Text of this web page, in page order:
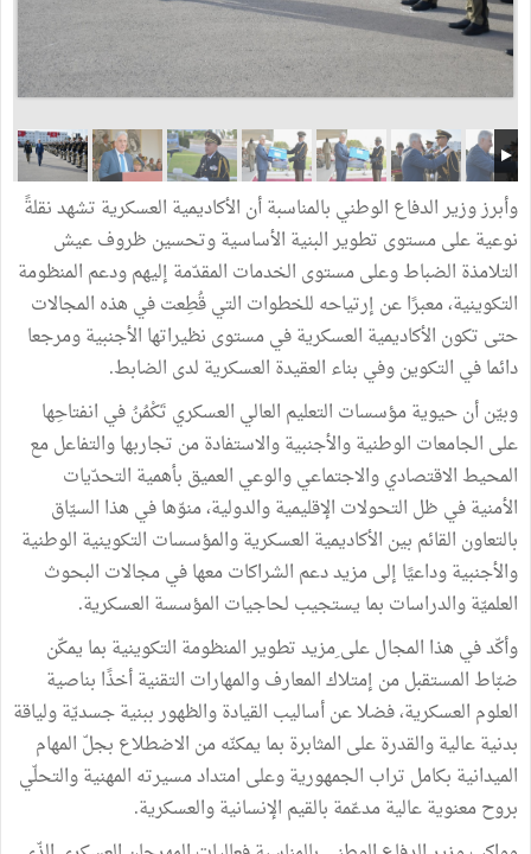
وأبرز وزير الدفاع الوطني بالمناسبة أن الأكاديمية العسكرية تشهد نقلةً
نوعية على مستوى تطوير البنية الأساسية وتحسين ظروف عيش
التلامذة الضباط وعلى مستوى الخدمات المقدّمة إليهم ودعم المنظومة
التكوينية، معبرًا عن إرتياحه للخطوات التي قُطِعت في هذه المجالات
حتى تكون الأكاديمية العسكرية في مستوى نظيراتها الأجنبية ومرجعا
دائما في التكوين وفي بناء العقيدة العسكرية لدى الضابط.
وبيّن أن حيوية مؤسسات التعليم العالي العسكري تَكْمُنُ في انفتاحِها
على الجامعات الوطنية والأجنبية والاستفادة من تجاربها والتفاعل مع
المحيط الاقتصادي والاجتماعي والوعي العميق بأهمية التحدّيات
الأمنية في ظل التحولات الإقليمية والدولية، منوّها في هذا السيّاق
بالتعاون القائم بين الأكاديمية العسكرية والمؤسسات التكوينية الوطنية
والأجنبية وداعيًا إلى مزيد دعم الشراكات معها في مجالات البحوث
العلميّة والدراسات بما يستجيب لحاجيات المؤسسة العسكرية.
وأكّد في هذا المجال على ِمزيد تطوير المنظومة التكوينية بما يمكّن
ضبّاط المستقبل من إمتلاك المعارف والمهارات التقنية أخذًا بناصية
العلوم العسكرية، فضلا عن أساليب القيادة والظهور ببنية جسديّة ولياقة
بدنية عالية والقدرة على المثابرة بما يمكنّه من الاضطلاع بجلّ المهام
الميدانية بكامل تراب الجمهورية وعلى امتداد مسيرته المهنية والتحلّي
بروح معنوية عالية مدعّمة بالقيم الإنسانية والعسكرية.